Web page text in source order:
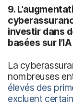
9.
investir dans
basées sur l’IA
La
nombreuses
élevés des
excluent